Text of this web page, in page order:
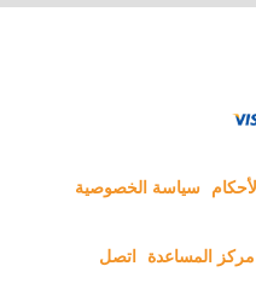
سياسة الخصوصية
مركز المساعدة اتصل